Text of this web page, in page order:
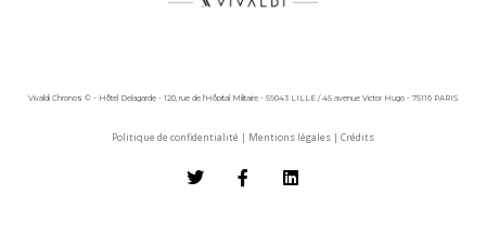
Vivaldi Chronos © - Hôtel Delagarde - 120, rue de l'Hôpital Militaire - 59043 LILLE / 45 avenue Victor Hugo - 75116 PARIS
Politique de confidentialité | Mentions légales | Crédits